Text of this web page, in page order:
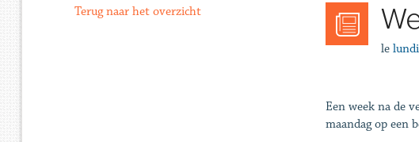
le
Een week na de
maandag op een
Terug naar het overzicht